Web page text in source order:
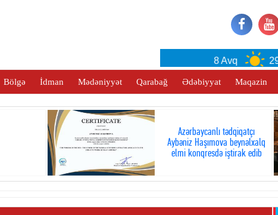
8 Avq 29°C
Bölgə İdman Mədəniyyət Qarabağ Ədəbiyyat Maqazin
Azərbaycanlı tədqiqatçı
Aybəniz Haşımova beynəlxalq
elmi konqresdə iştirak edib